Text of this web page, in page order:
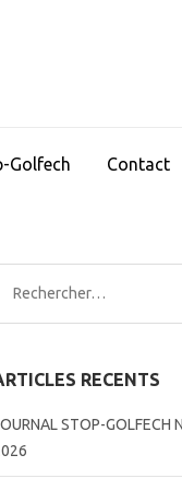
Golfech Contact
Rechercher :
RECENTS
STOP-GOLFECH